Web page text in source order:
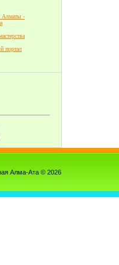
Алматы -
портал
Алма-Ата © 2026